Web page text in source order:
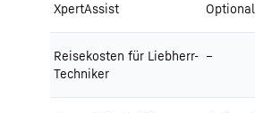
XpertAssist Optional
Reisekosten für Liebherr-
Techniker
–